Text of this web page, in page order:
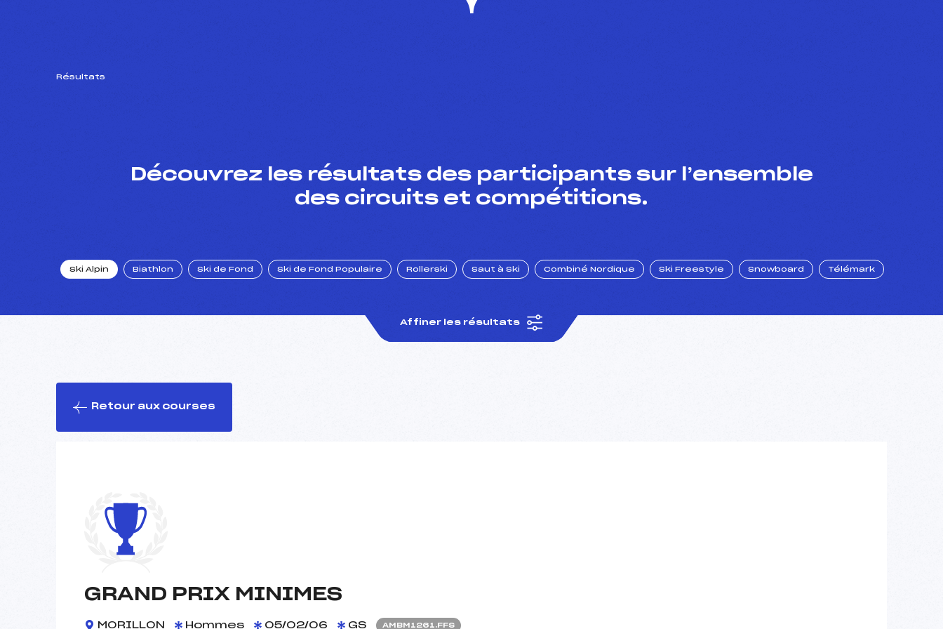
Résultats
Découvrez les résultats des participants sur l’ensemble
des circuits et compétitions.
Ski Alpin Biathlon Ski de Fond Ski de Fond Populaire Rollerski Saut à Ski Combiné Nordique Ski Freestyle Snowboard Télémark
Affiner les résultats
Retour aux courses
GRAND PRIX MINIMES
MORILLON Hommes 05/02/06 GS AMBM1261.FFS